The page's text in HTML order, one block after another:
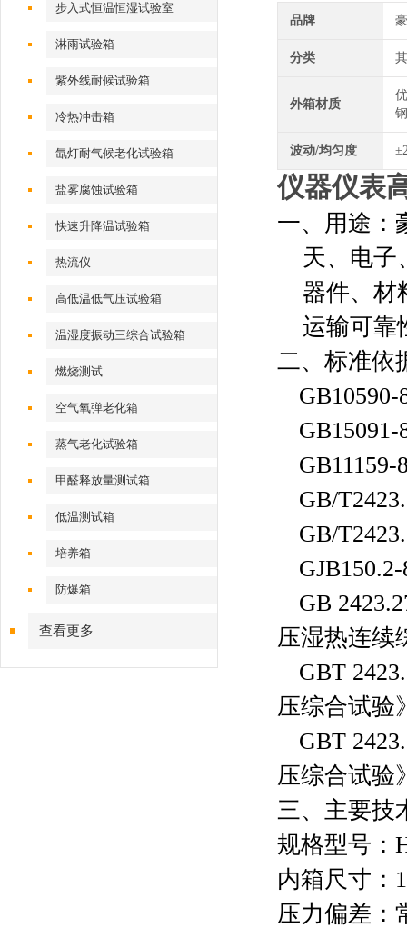
步入式恒温恒湿试验室
淋雨试验箱
紫外线耐候试验箱
冷热冲击箱
氙灯耐气候老化试验箱
盐雾腐蚀试验箱
快速升降温试验箱
热流仪
高低温低气压试验箱
温湿度振动三综合试验箱
燃烧测试
空气氧弹老化箱
蒸气老化试验箱
甲醛释放量测试箱
低温测试箱
培养箱
防爆箱
查看更多
品牌
分类
外箱材质
波动/均匀度
仪器仪表
一、用途：
天、电子
器件、材
运输可靠
二、标准依
GB11159-
GB/
GB/
GB
压湿热连续
GBT
压综合试验
GBT
压综合试验
三、主要技
规格型号：
内箱尺寸：
压力偏差：